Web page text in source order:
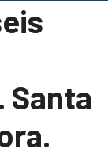
Santa